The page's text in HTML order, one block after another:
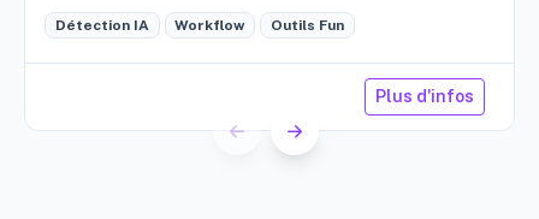
Détection IA Workflow Outils Fun
Plus d'infos